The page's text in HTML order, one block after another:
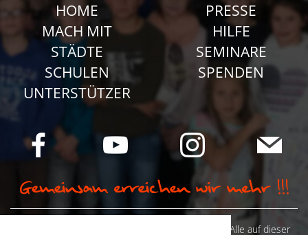
HOME
MACH MIT
STÄDTE
SCHULEN
UNTERSTÜTZER
PRESSE
HILFE
SEMINARE
SPENDEN
© Camp Stahl e.V. 2026 alle Rechte vorbehalten: Alle auf dieser